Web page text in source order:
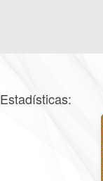
Estadísticas: